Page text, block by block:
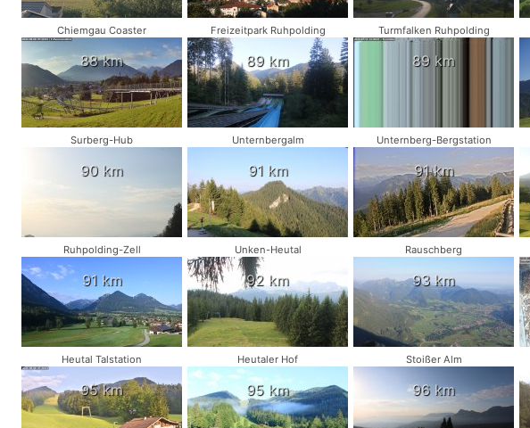
Chiemgau Coaster
88 km
Freizeitpark Ruhpolding
89 km
Turmfalken Ruhpolding
89 km
Surberg-Hub
90 km
Unternbergalm
91 km
Unternberg-Bergstation
91 km
Ruhpolding-Zell
91 km
Unken-Heutal
92 km
Rauschberg
93 km
Heutal Talstation
95 km
Heutaler Hof
95 km
Stoißer Alm
96 km